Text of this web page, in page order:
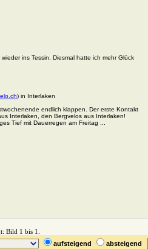
ins Tessin. Diesmal hatte ich mehr Glück
) in Interlaken
endlich klappen. Der erste Kontakt
Interlaken, den Bergvelos aus Interlaken!
Tief mit Dauerregen am Freitag ...
Bild 1 bis 1.
aufsteigend absteigend